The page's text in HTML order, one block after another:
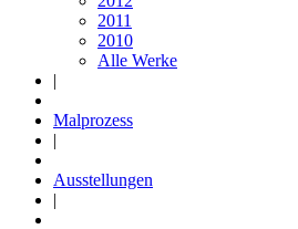
2011
2010
Alle Werke
|
Malprozess
|
Ausstellungen
|